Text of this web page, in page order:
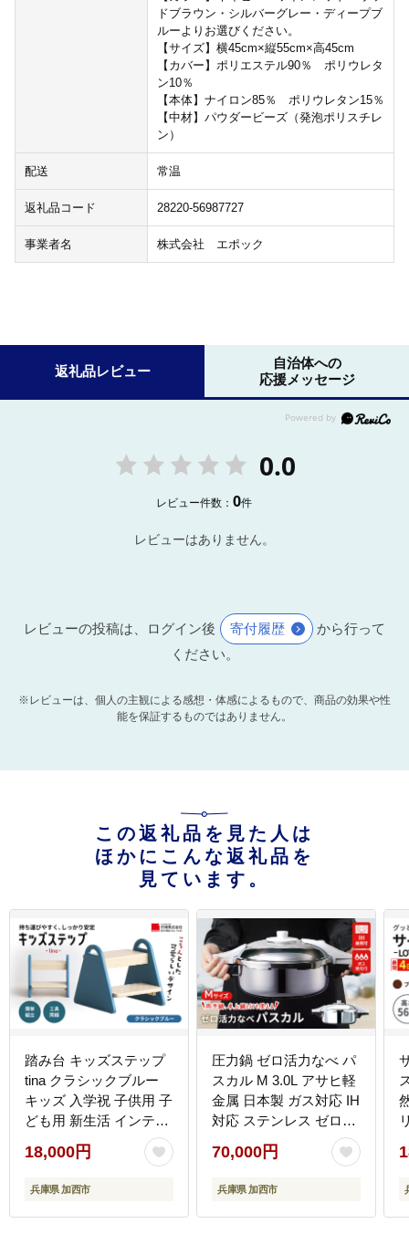
ドブラウン・シルバーグレー・ディープブ
ルーよりお選びください。
【サイズ】横45cm×縦55cm×高45cm
【カバー】ポリエステル90％ ポリウレタ
ン10％
【本体】ナイロン85％ ポリウレタン15％
【中材】パウダービーズ（発泡ポリスチレ
ン）
配送 常温
返礼品コード 28220-56987727
事業者名 株式会社 エポック
返礼品レビュー
自治体への
応援メッセージ
0.0
レビュー件数：0件
レビューはありません。
レビューの投稿は、ログイン後 寄付履歴
から行って
ください。
※レビューは、個人の主観による感想・体感によるもので、商品の効果や性
能を保証するものではありません。
この返礼品を見た人は
ほかにこんな返礼品を
見ています。
踏み台 キッズステップ
tina クラシックブルー
キッズ 入学祝 子供用 子
ども用 新生活 インテリ
ア おしゃれ かわいい 椅
子 いす チェア 木製 市
場家具 いちば イチバ
用踏み台 子供用踏み台
18,000円
兵庫県 加西市
圧力鍋 ゼロ活力なべ パ
スカル M 3.0L アサヒ軽
金属 日本製 ガス対応 IH
対応 ステンレス ゼロ活
力鍋 日用品 調理器具
70,000円
兵庫県 加西市